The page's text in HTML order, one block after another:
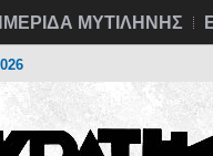
ΜΥΤΙΛΗΝΗΣ